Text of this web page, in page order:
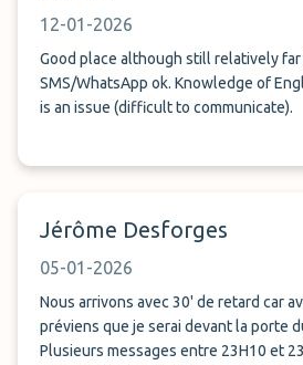
12-01-2026
Good place although still relatively far
SMS/WhatsApp ok. Knowledge of
is an issue (difficult to communicate).
Jérôme Desforges
05-01-2026
Nous arrivons avec 30' de retard car
préviens que je serai devant la porte
Plusieurs messages entre 23H10 et